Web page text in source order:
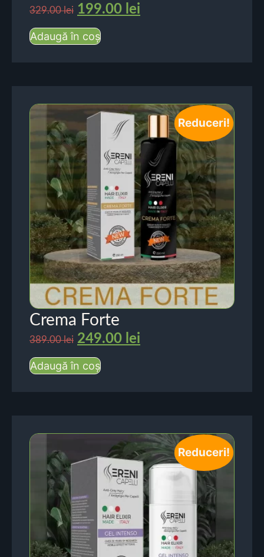
329.00lei 199.00 lei
Adaugă în coș
Reduceri!
Crema Forte
389.00lei 249.00 lei
Adaugă în coș
Reduceri!